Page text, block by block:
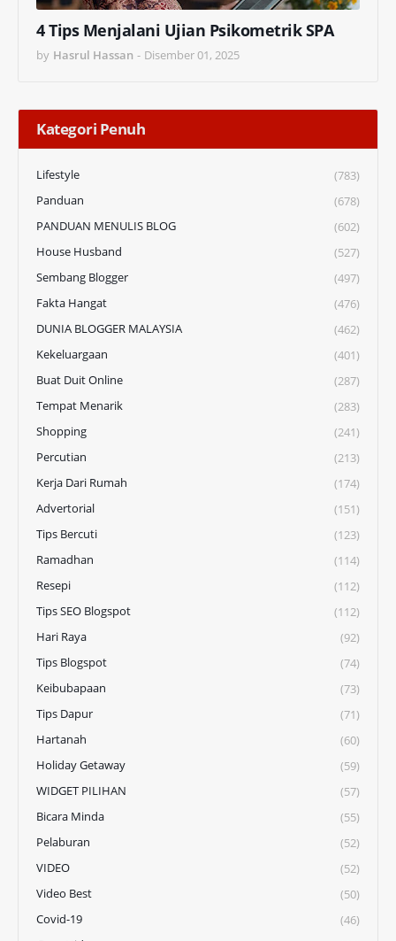
4 Tips Menjalani Ujian Psikometrik SPA
by Hasrul Hassan - Disember 01, 2025
Kategori Penuh
Lifestyle
(783)
Panduan
(678)
PANDUAN MENULIS BLOG
(602)
House Husband
(527)
Sembang Blogger
(497)
Fakta Hangat
(476)
DUNIA BLOGGER MALAYSIA
(462)
Kekeluargaan
(401)
Buat Duit Online
(287)
Tempat Menarik
(283)
Shopping
(241)
Percutian
(213)
Kerja Dari Rumah
(174)
Advertorial
(151)
Tips Bercuti
(123)
Ramadhan
(114)
Resepi
(112)
Tips SEO Blogspot
(112)
Hari Raya
(92)
Tips Blogspot
(74)
Keibubapaan
(73)
Tips Dapur
(71)
Hartanah
(60)
Holiday Getaway
(59)
WIDGET PILIHAN
(57)
Bicara Minda
(55)
Pelaburan
(52)
VIDEO
(52)
Video Best
(50)
Covid-19
(46)